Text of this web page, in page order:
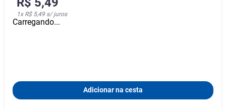
1x R$ 5,49s/ juros
Carregando...
Adicionar na cesta